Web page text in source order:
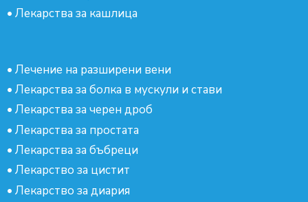
• Лекарства за кашлица
• Лечение на разширени вени
• Лекарства за болка в мускули и стави
• Лекарства за черен дроб
• Лекарства за простата
• Лекарства за бъбреци
• Лекарство за цистит
• Лекарство за диария